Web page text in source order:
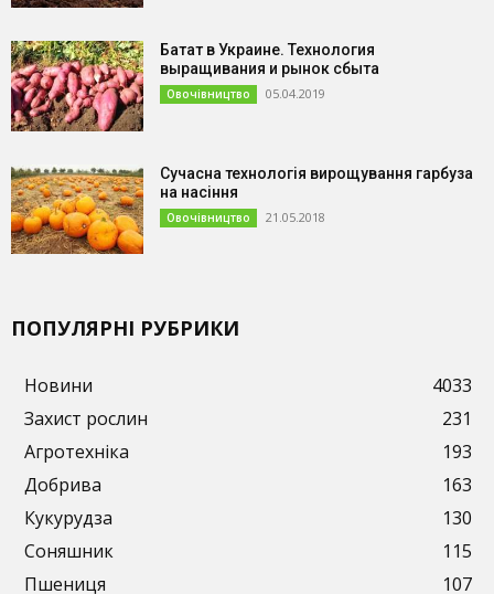
Батат в Украине. Технология
выращивания и рынок сбыта
Овочівництво 05.04.2019
Сучасна технологія вирощування гарбуза
на насіння
Овочівництво 21.05.2018
ПОПУЛЯРНІ РУБРИКИ
Новини
4033
Захист рослин
231
Агротехніка
193
Добрива
163
Кукурудза
130
Соняшник
115
Пшениця
107